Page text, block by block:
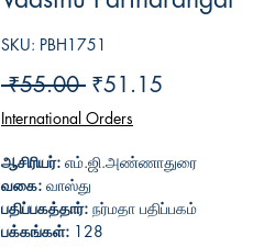
SKU: PBH1751
₹55.00 Regular
Price
₹51.15
International Orders
ஆசிரியர்: எம்.ஜி.அண்ணாதுரை
வகை: வாஸ்து
பதிப்பகத்தார்: நர்மதா பதிப்பகம்
பக்கங்கள்: 128